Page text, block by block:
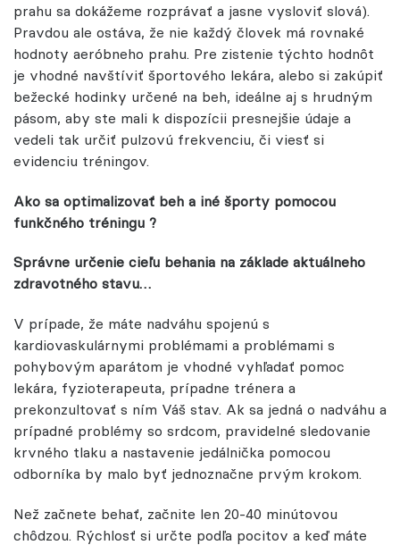
prahu sa dokážeme rozprávať a jasne vysloviť slová).
Pravdou ale ostáva, že nie každý človek má rovnaké
hodnoty aeróbneho prahu. Pre zistenie týchto hodnôt
je vhodné navštíviť športového lekára, alebo si zakúpiť
bežecké hodinky určené na beh, ideálne aj s hrudným
pásom, aby ste mali k dispozícii presnejšie údaje a
vedeli tak určiť pulzovú frekvenciu, či viesť si
evidenciu tréningov.
Ako sa optimalizovať beh a iné športy pomocou
funkčného tréningu ?
Správne určenie cieľu behania na základe aktuálneho
zdravotného stavu…
V prípade, že máte nadváhu spojenú s
kardiovaskulárnymi problémami a problémami s
pohybovým aparátom je vhodné vyhľadať pomoc
lekára, fyzioterapeuta, prípadne trénera a
prekonzultovať s ním Váš stav. Ak sa jedná o nadváhu a
prípadné problémy so srdcom, pravidelné sledovanie
krvného tlaku a nastavenie jedálnička pomocou
odborníka by malo byť jednoznačne prvým krokom.
Než začnete behať, začnite len 20-40 minútovou
chôdzou. Rýchlosť si určte podľa pocitov a keď máte